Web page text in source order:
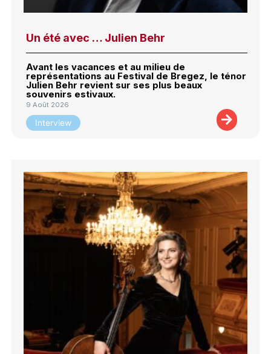
Un été avec … Julien Behr
Avant les vacances et au milieu de
représentations au Festival de Bregez, le ténor
Julien Behr revient sur ses plus beaux
souvenirs estivaux.
9 Août 2026
Interview